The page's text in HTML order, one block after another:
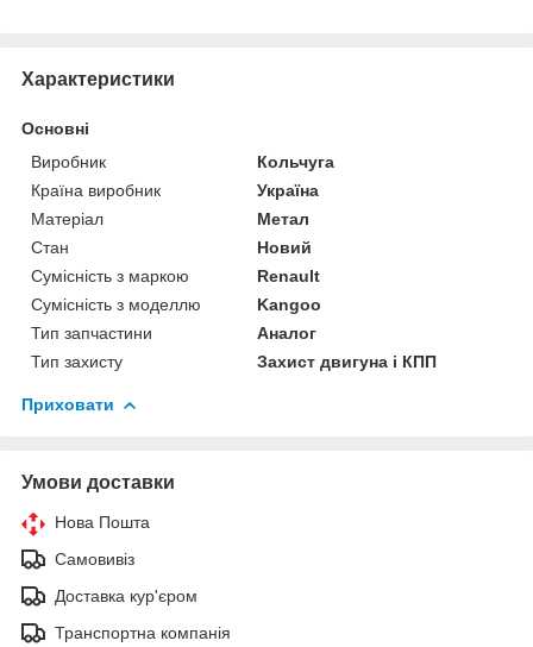
Характеристики
Основні
Виробник
Кольчуга
Країна виробник
Україна
Матеріал
Метал
Стан
Новий
Сумісність з маркою
Renault
Сумісність з моделлю
Kangoo
Тип запчастини
Аналог
Тип захисту
Захист двигуна і КПП
Приховати
Умови доставки
Нова Пошта
Самовивіз
Доставка кур'єром
Транспортна компанія